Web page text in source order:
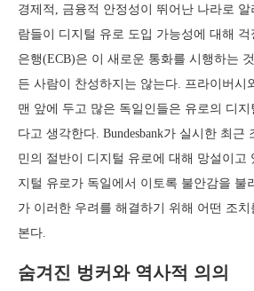
경제적, 금융적 안정성이 뛰어난 나라로
람들이 디지털 유로 도입 가능성에 대해
은행(ECB)은 이 새로운 통화를 시행하는
든 사람이 찬성하지는 않는다. 프라이버시
맨 앞에 두고 많은 독일인들은 유로의 디
다고 생각한다. Bundesbank가 실시한 최근
민의 절반이 디지털 유로에 대해 망설이고
지털 유로가 독일에서 이토록 불안감을 불
가 이러한 우려를 해결하기 위해 어떤 조치
본다.
숨겨진 벙커와 역사적 의의